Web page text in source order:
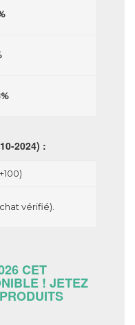
2024) :
vérifié).
CET
! JETEZ